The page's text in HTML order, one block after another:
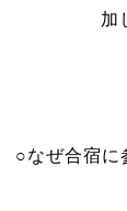
加
○なぜ合宿に